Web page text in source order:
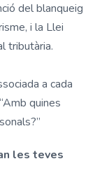
del blanqueig
i la Llei
tributària.
a cada
quines
les teves